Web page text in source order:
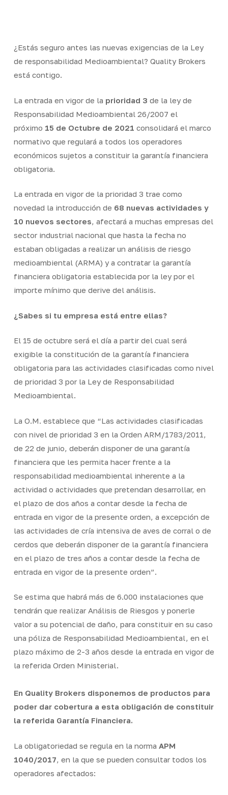
content¿Estás seguro antes las nuevas exigencias de la Ley
de responsabilidad Medioambiental? Quality Brokers
está contigo.
La entrada en vigor de la prioridad 3 de la ley de
Responsabilidad Medioambiental 26/2007 el
próximo 15 de Octubre de 2021 consolidará el marco
normativo que regulará a todos los operadores
económicos sujetos a constituir la garantía financiera
obligatoria.
La entrada en vigor de la prioridad 3 trae como
novedad la introducción de 68 nuevas actividades y
10 nuevos sectores, afectará a muchas empresas del
sector industrial nacional que hasta la fecha no
estaban obligadas a realizar un análisis de riesgo
medioambiental (ARMA) y a contratar la garantía
financiera obligatoria establecida por la ley por el
importe mínimo que derive del análisis.
¿Sabes si tu empresa está entre ellas?
El 15 de octubre será el día a partir del cual será
exigible la constitución de la garantía financiera
obligatoria para las actividades clasificadas como nivel
de prioridad 3 por la Ley de Responsabilidad
Medioambiental.
La O.M. establece que “Las actividades clasificadas
con nivel de prioridad 3 en la Orden ARM/1783/2011,
de 22 de junio, deberán disponer de una garantía
financiera que les permita hacer frente a la
responsabilidad medioambiental inherente a la
actividad o actividades que pretendan desarrollar, en
el plazo de dos años a contar desde la fecha de
entrada en vigor de la presente orden, a excepción de
las actividades de cría intensiva de aves de corral o de
cerdos que deberán disponer de la garantía financiera
en el plazo de tres años a contar desde la fecha de
entrada en vigor de la presente orden”.
Se estima que habrá más de 6.000 instalaciones que
tendrán que realizar Análisis de Riesgos y ponerle
valor a su potencial de daño, para constituir en su caso
una póliza de Responsabilidad Medioambiental, en el
plazo máximo de 2-3 años desde la entrada en vigor de
la referida Orden Ministerial.
En Quality Brokers disponemos de productos para
poder dar cobertura a esta obligación de constituir
la referida Garantía Financiera.
La obligatoriedad se regula en la norma APM
1040/2017 , en la que se pueden consultar todos los
operadores afectados:
Menu